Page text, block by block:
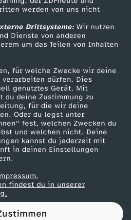
werden von uns nicht
Drittsysteme:Wir nutzen
Dienste von anderen
um das Teilen von Inhalten
für welche Zwecke wir deine
verarbeiten dürfen. Dies
genutztes Gerät. Mit
deine Zustimmung zu
für die wir deine
Oder du legst unter
fest, welchen Zwecken du
und welchen nicht. Deine
kannst du jederzeit mit
in deinen Einstellungen
findest du in unserer